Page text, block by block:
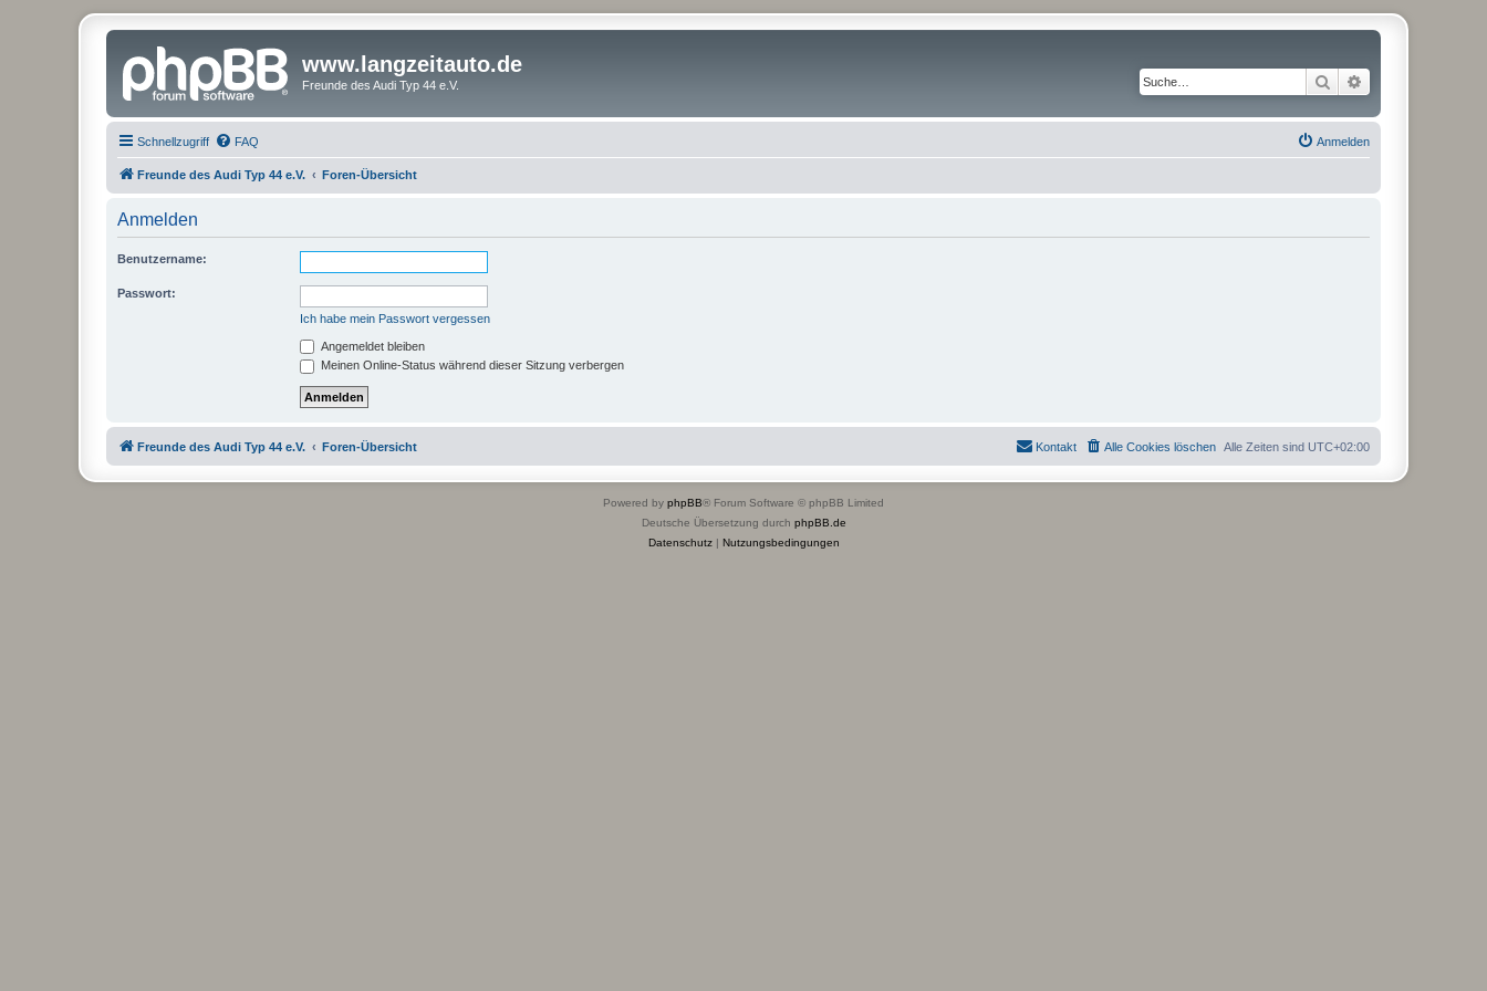
www.langzeitauto.de
Freunde des Audi Typ 44 e.V. Suche
Schnellzugriff FAQ Anmelden
Freunde des Audi Typ 44 e.V. Foren-Übersicht
Anmelden
Benutzername:
Passwort:
Ich habe mein Passwort vergessen
Angemeldet bleiben
Meinen Online-Status während dieser Sitzung verbergen
Freunde des Audi Typ 44 e.V. Foren-Übersicht Alle Zeiten sind UTC+02:00
Alle Cookies löschen
Kontakt
Powered by phpBB® Forum Software © phpBB Limited
Deutsche Übersetzung durch phpBB.de
Datenschutz| Nutzungsbedingungen